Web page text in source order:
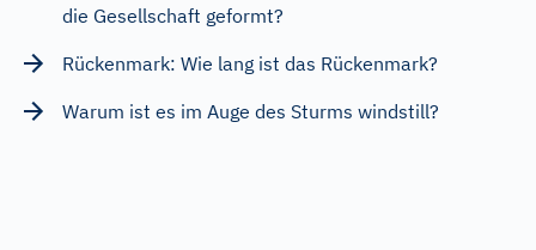
die Gesellschaft geformt?
Rückenmark: Wie lang ist das Rückenmark?
Warum ist es im Auge des Sturms windstill?